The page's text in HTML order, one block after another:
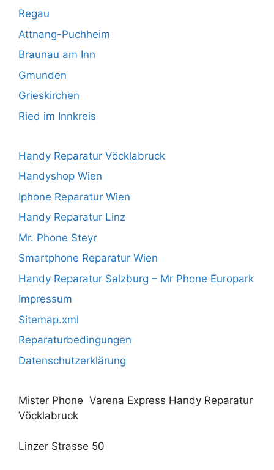
Regau
Attnang-Puchheim
Braunau am Inn
Gmunden
Grieskirchen
Ried im Innkreis
Handy Reparatur Vöcklabruck
Handyshop Wien
Iphone Reparatur Wien
Handy Reparatur Linz
Mr. Phone Steyr
Smartphone Reparatur Wien
Handy Reparatur Salzburg – Mr Phone Europark
Impressum
Sitemap.xml
Reparaturbedingungen
Datenschutzerklärung
Mister Phone Varena Express Handy Reparatur
Vöcklabruck
Linzer Strasse 50